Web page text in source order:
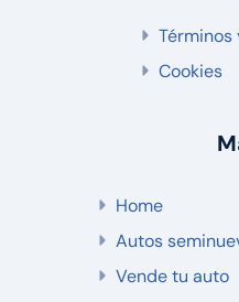
Términos
Cookies
Home
Autos
Vende tu auto